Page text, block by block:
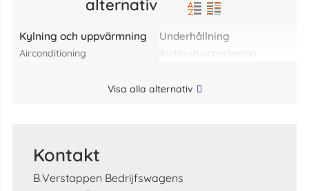
alternativ
Kylning och uppvärmning
airconditioning
Underhållning
audio-stuurbediening
Visa alla alternativ
Kontakt
B.Verstappen Bedrijfswagens